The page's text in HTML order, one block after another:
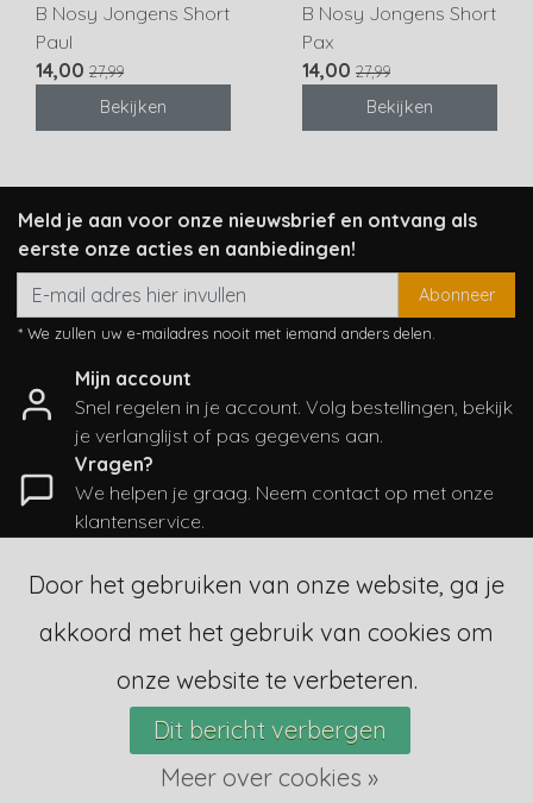
B Nosy Jongens Short
Paul
14,00 27,99
Bekijken
B Nosy Jongens Short
Pax
14,00 27,99
Bekijken
Meld je aan voor onze nieuwsbrief en ontvang als
eerste onze acties en aanbiedingen!
Abonneer
* We zullen uw e-mailadres nooit met iemand anders delen.
Mijn account
Snel regelen in je account. Volg bestellingen, bekijk
je verlanglijst of pas gegevens aan.
Vragen?
We helpen je graag. Neem contact op met onze
klantenservice.
Informatie
Categorieën
© Copyright 2026 - SampleSale4Kids | RealisatieInStijl Media
Algemene voorwaarden|RSS Feed
Door het gebruiken van onze website, ga je
akkoord met het gebruik van cookies om
onze website te verbeteren.
Dit bericht verbergen
Meer over cookies »